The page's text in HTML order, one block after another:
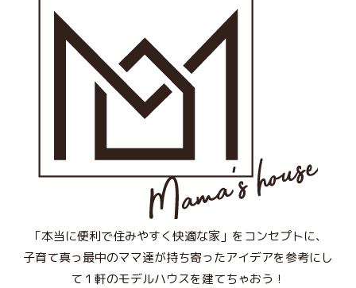
「本当に便利で住みやすく快適な家」をコンセプトに、
子育て真っ最中のママ達が持ち寄ったアイデアを参考にし
て１軒のモデルハウスを建てちゃおう！